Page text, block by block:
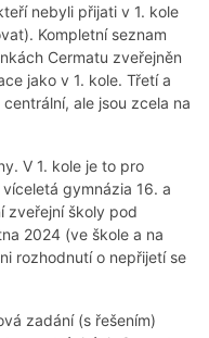
nebyli přijati v 1. kole
Kompletní seznam
Cermatu zveřejněn
jako v 1. kole. Třetí a
ale jsou zcela na
V 1. kole je to pro
gymnázia 16. a
zveřejní školy pod
2024 (ve škole a na
rozhodnutí o nepřijetí se
zadání (s řešením)